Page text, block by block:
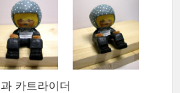
카트라이더